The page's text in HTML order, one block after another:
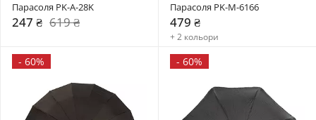
Парасоля PK-A-28K
247 ₴ 619 ₴
Парасоля PK-M-6166
479 ₴
+ 2 кольори
- 60% - 60%